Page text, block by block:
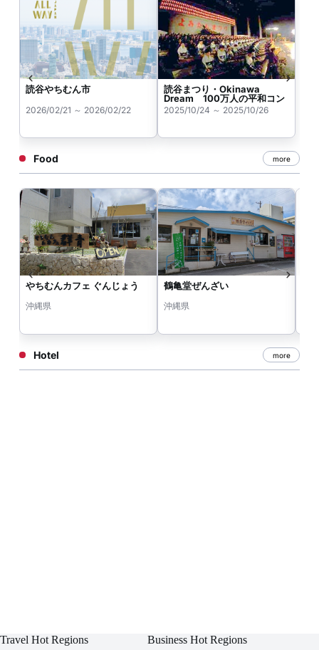
読谷やちむん市
2026/02/21 ～ 2026/02/22
読谷まつり・Okinawa
Dream 100万人の平和コン
サートinよみたん
2025/10/24 ～ 2025/10/26
Food more
やちむんカフェ ぐんじょう
沖縄県
鶴亀堂ぜんざい
沖縄県
Hotel more
Travel Hot Regions Business Hot Regions